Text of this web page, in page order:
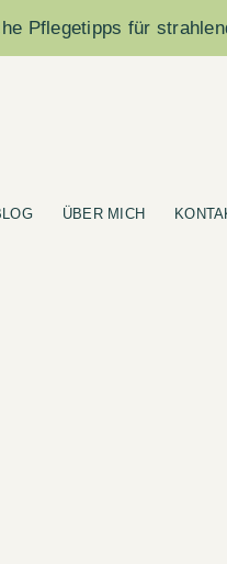
Pflegetipps für
ÜBER MICH